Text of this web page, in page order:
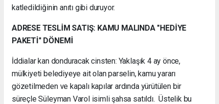
katledildiğinin anıtı gibi duruyor.
ADRESE TESLİM SATIŞ: KAMU MALINDA "HEDİYE
PAKETİ" DÖNEMİ
İddialar kan donduracak cinsten: Yaklaşık 4 ay önce,
mülkiyeti belediyeye ait olan parselin, kamu yararı
gözetilmeden ve kapalı kapılar ardında yürütülen bir
süreçle Süleyman Varol isimli şahsa satıldı. Üstelik bu